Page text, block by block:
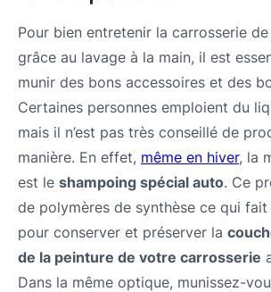
Pour bien entretenir la carrosserie
grâce au lavage à la main, il est
munir des bons accessoires et des
Certaines personnes emploient du
mais il n’est pas très conseillé de
manière. En effet, même en hiver, la
est le shampoing spécial auto. Ce
de polymères de synthèse ce qui fait
pour conserver et préserver la
de la peinture de votre carrosserie
Dans la même optique, munissez-